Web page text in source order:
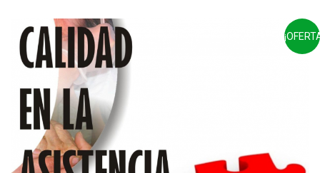
ORIGINAL
ERA:
179,00€.
ACTUAL
ES:
85,00€.